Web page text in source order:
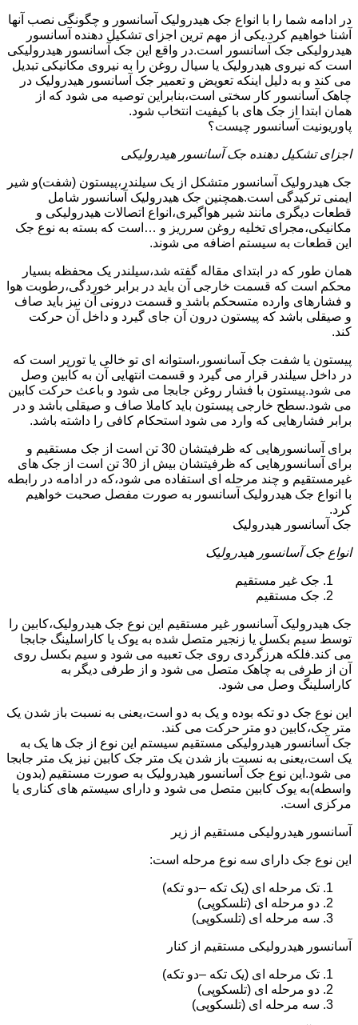
در ادامه شما را با انواع جک هیدرولیک آسانسور و چگونگی نصب آنها
آشنا خواهیم کرد.یکی از مهم ترین اجزای تشکیل دهنده آسانسور
هیدرولیکی جک آسانسور است.در واقع این جک آسانسور هیدرولیکی
است که نیروی هیدرولیک یا سیال روغن را به نیروی مکانیکی تبدیل
می کند و به دلیل اینکه تعویض و تعمیر جک آسانسور هیدرولیک در
چاهک آسانسور کار سختی است،بنابراین توصیه می شود که از
همان ابتدا از جک های با کیفیت انتخاب شود.
پاوریونیت آسانسور چیست؟
اجزای تشکیل دهنده جک آسانسور هیدرولیکی
جک هیدرولیک آسانسور متشکل از یک سیلندر،پیستون (شفت)و شیر
ایمنی ترکیدگی است.همچنین جک هیدرولیک آسانسور شامل
قطعات دیگری مانند شیر هواگیری،انواع اتصالات هیدرولیکی و
مکانیکی،مجرای تخلیه روغن سرریز و …است که بسته به نوع جک
این قطعات به سیستم اضافه می شوند.
همان طور که در ابتدای مقاله گفته شد،سیلندر یک محفظه بسیار
محکم است که قسمت خارجی آن باید در برابر خوردگی،رطوبت هوا
و فشارهای وارده متسحکم باشد و قسمت درونی آن نیز باید صاف
و صیقلی باشد که پیستون درون آن جای گیرد و داخل آن حرکت
کند.
پیستون یا شفت جک آسانسور،استوانه ای تو خالی یا تورپر است که
در داخل سیلندر قرار می گیرد و قسمت انتهایی آن به کابین وصل
می شود.پیستون با فشار روغن جابجا می شود و باعث حرکت کابین
می شود.سطح خارجی پیستون باید کاملا صاف و صیقلی باشد و در
برابر فشارهایی که وارد می شود استحکام کافی را داشته باشد.
برای آسانسورهایی که ظرفیتشان 30 تن است از جک مستقیم و
برای آسانسورهایی که ظرفیتشان بیش از 30 تن است از جک های
غیرمستقیم و چند مرحله ای استفاده می شود،که در ادامه در رابطه
با انواع جک هیدرولیک آسانسور به صورت مفصل صحبت خواهیم
کرد.
جک آسانسور هیدرولیک
انواع جک آسانسور هیدرولیک
جک غیر مستقیم
جک مستقیم
جک هیدرولیک آسانسور غیر مستقیم این نوع جک هیدرولیک،کابین را
توسط سیم بکسل یا زنجیر متصل شده به یوک یا کاراسلینگ جابجا
می کند.فلکه هرزگردی روی جک تعبیه می شود و سیم بکسل روی
آن از طرفی به چاهک متصل می شود و از طرفی دیگر به
کاراسلینگ وصل می شود.
این نوع جک دو تکه بوده و یک به دو است،یعنی به نسبت باز شدن یک
متر جک،کابین دو متر حرکت می کند.
جک آسانسور هیدرولیکی مستقیم سیستم این نوع از جک ها یک به
یک است،یعنی به نسبت باز شدن یک متر جک کابین نیز یک متر جابجا
می شود.این نوع جک آسانسور هیدرولیک به صورت مستقیم (بدون
واسطه)به یوک کابین متصل می شود و دارای سیستم های کناری یا
مرکزی است.
آسانسور هیدرولیکی مستقیم از زیر
این نوع جک دارای سه نوع مرحله است:
تک مرحله ای (یک تکه –دو تکه)
دو مرحله ای (تلسکوپی)
سه مرحله ای (تلسکوپی)
آسانسور هیدرولیکی مستقیم از کنار
تک مرحله ای (یک تکه –دو تکه)
دو مرحله ای (تلسکوپی)
سه مرحله ای (تلسکوپی)